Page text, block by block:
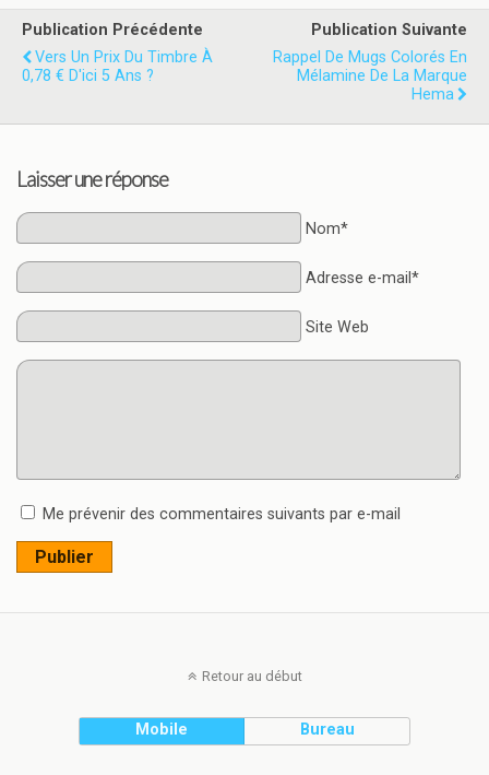
Publication Précédente
Vers Un Prix Du Timbre À
0,78 € D'ici 5 Ans ?
Publication Suivante
Rappel De Mugs Colorés En
Mélamine De La Marque
Hema
Laisser une réponse
Nom*
Adresse e-mail*
Site Web
Me prévenir des commentaires suivants par e-mail
Publier
Retour au début
Mobile Bureau